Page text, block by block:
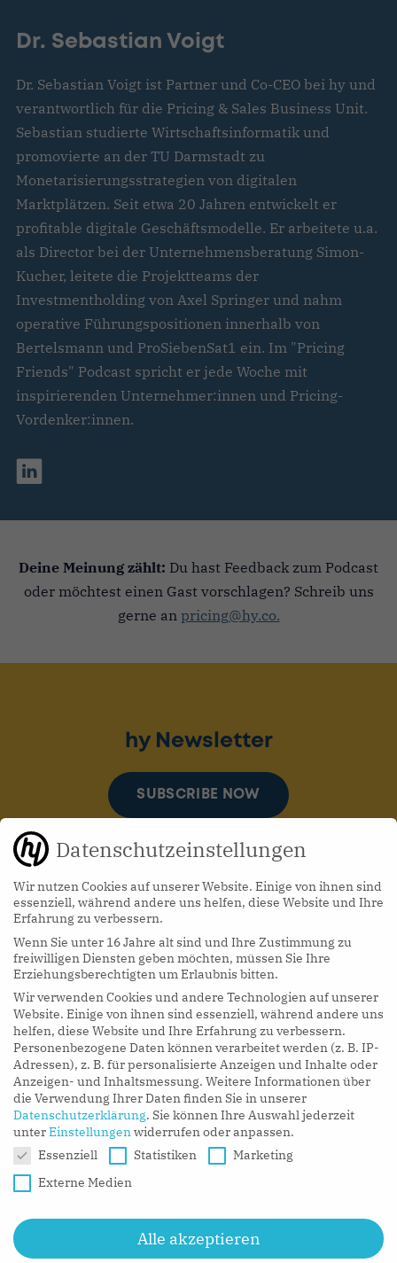
Dr. Sebastian Voigt
Dr. Sebastian Voigt ist Partner und Co-CEO bei hy und
verantwortlich für die Pricing & Sales Business Unit.
Sebastian studierte Wirtschaftsinformatik und
promovierte an der TU Darmstadt zu
Monetarisierungsstrategien von digitalen
Marktplätzen. Seit etwa 20 Jahren entwickelt er
profitable digitale Geschäftsmodelle. Er arbeitete u.a.
als Director bei der Unternehmensberatung Simon-
Kucher, leitete die Projektteams der
Investmentholding von Axel Springer und nahm
operative Führungspositionen innerhalb von
Bertelsmann und ProSiebenSat1 ein. Im "Pricing
Friends" Podcast spricht er jede Woche mit
inspirierenden Unternehmer:innen und Pricing-
Vordenker:innen.
Deine Meinung zählt: Du hast Feedback zum Podcast
oder möchtest einen Gast vorschlagen? Schreib uns
gerne an pricing@hy.co.
hy Podcasts
LISTEN NOW
hy Newsletter
SUBSCRIBE NOW
Datenschutzeinstellungen
Wir nutzen Cookies auf unserer Website. Einige von ihnen sind
essenziell, während andere uns helfen, diese Website und Ihre
Erfahrung zu verbessern.
Wenn Sie unter 16 Jahre alt sind und Ihre Zustimmung zu
freiwilligen Diensten geben möchten, müssen Sie Ihre
Erziehungsberechtigten um Erlaubnis bitten.
Wir verwenden Cookies und andere Technologien auf unserer
Website. Einige von ihnen sind essenziell, während andere uns
helfen, diese Website und Ihre Erfahrung zu verbessern.
Personenbezogene Daten können verarbeitet werden (z. B. IP-
Adressen), z. B. für personalisierte Anzeigen und Inhalte oder
Anzeigen- und Inhaltsmessung. Weitere Informationen über
die Verwendung Ihrer Daten finden Sie in unserer
Datenschutzerklärung. Sie können Ihre Auswahl jederzeit
unterEinstellungenwiderrufen oder anpassen.
Datenschutzeinstellungen
Essenziell Statistiken
Marketing
Externe Medien
Alle akzeptieren